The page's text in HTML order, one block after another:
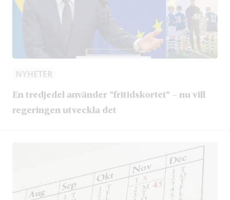
NYHETER
En tredjedel använder ”fritidskortet” – nu vill
regeringen utveckla det